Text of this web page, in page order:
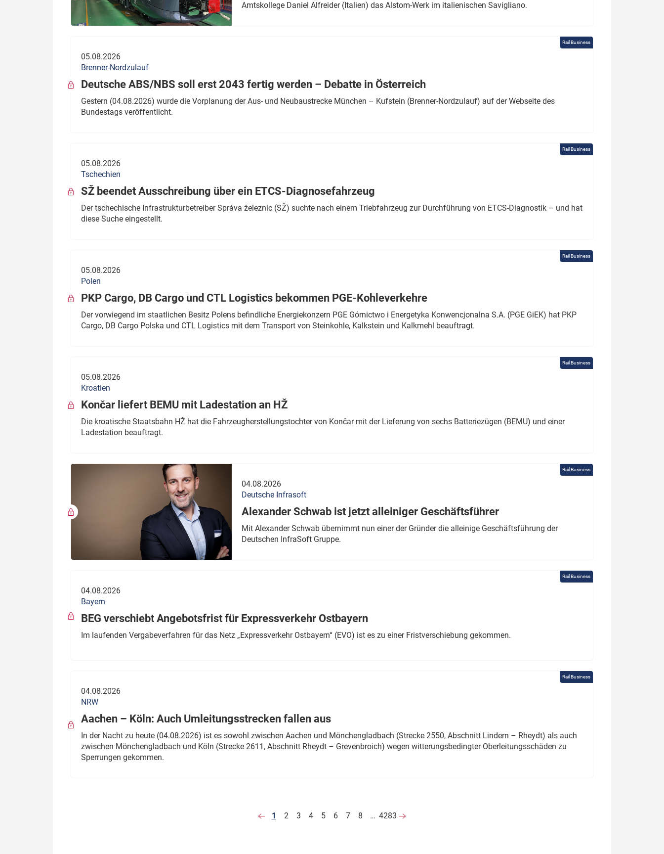
Amtskollege Daniel Alfreider (Italien) das Alstom-Werk im italienischen Savigliano.
Rail Business
05.08.2026
Brenner-Nordzulauf
Deutsche ABS/NBS soll erst 2043 fertig werden – Debatte in Österreich
Gestern (04.08.2026) wurde die Vorplanung der Aus- und Neubaustrecke München – Kufstein (Brenner-Nordzulauf) auf der Webseite des
Bundestags veröffentlicht.
Rail Business
05.08.2026
Tschechien
SŽ beendet Ausschreibung über ein ETCS-Diagnosefahrzeug
Der tschechische Infrastrukturbetreiber Správa železnic (SŽ) suchte nach einem Triebfahrzeug zur Durchführung von ETCS-Diagnostik – und hat
diese Suche eingestellt.
Rail Business
05.08.2026
Polen
PKP Cargo, DB Cargo und CTL Logistics bekommen PGE-Kohleverkehre
Der vorwiegend im staatlichen Besitz Polens befindliche Energiekonzern PGE Górnictwo i Energetyka Konwencjonalna S.A. (PGE GiEK) hat PKP
Cargo, DB Cargo Polska und CTL Logistics mit dem Transport von Steinkohle, Kalkstein und Kalkmehl beauftragt.
Rail Business
05.08.2026
Kroatien
Končar liefert BEMU mit Ladestation an HŽ
Die kroatische Staatsbahn HŽ hat die Fahrzeugherstellungstochter von Končar mit der Lieferung von sechs Batteriezügen (BEMU) und einer
Ladestation beauftragt.
Rail Business
04.08.2026
Deutsche Infrasoft
Alexander Schwab ist jetzt alleiniger Geschäftsführer
Mit Alexander Schwab übernimmt nun einer der Gründer die alleinige Geschäftsführung der
Deutschen InfraSoft Gruppe.
Rail Business
04.08.2026
Bayern
BEG verschiebt Angebotsfrist für Expressverkehr Ostbayern
Im laufenden Vergabeverfahren für das Netz „Expressverkehr Ostbayern“ (EVO) ist es zu einer Fristverschiebung gekommen.
Rail Business
04.08.2026
NRW
Aachen – Köln: Auch Umleitungsstrecken fallen aus
In der Nacht zu heute (04.08.2026) ist es sowohl zwischen Aachen und Mönchengladbach (Strecke 2550, Abschnitt Lindern – Rheydt) als auch
zwischen Mönchengladbach und Köln (Strecke 2611, Abschnitt Rheydt – Grevenbroich) wegen witterungsbedingter Oberleitungsschäden zu
Sperrungen gekommen.
1 2 3 4 5 6 7 8 … 4283